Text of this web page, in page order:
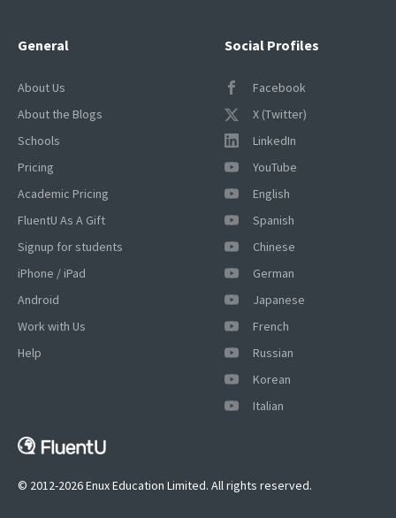
Social Profiles
Facebook
X (Twitter)
LinkedIn
YouTube
English
Spanish
Chinese
German
Japanese
French
Russian
Korean
Italian
General
About Us
About the Blogs
Schools
Pricing
Academic Pricing
FluentU As A Gift
Signup for students
iPhone / iPad
Android
Work with Us
Help
© 2012-2026 Enux Education Limited. All rights reserved.
×
This website uses cookies
This website uses cookies to improve user
experience. By using our website you
our Cookie Policy.Read more